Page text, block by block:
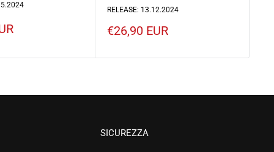
RELEASE: 13.12.2024
Prezzo
€26,90 EUR
SICUREZZA